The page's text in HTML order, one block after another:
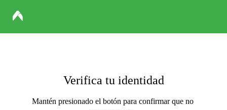
Verifica tu identidad
Mantén presionado el botón para confirmar que no